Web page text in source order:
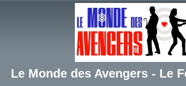
Le Monde des Avengers - Le